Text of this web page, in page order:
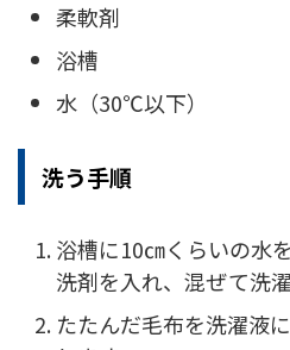
柔軟剤
浴槽
水（30℃以下）
洗う手順
浴槽に10㎝くらいの水
洗剤を入れ、混ぜて洗
たたんだ毛布を洗濯液